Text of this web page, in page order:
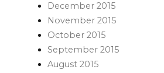
December 2015
November 2015
October 2015
September 2015
August 2015